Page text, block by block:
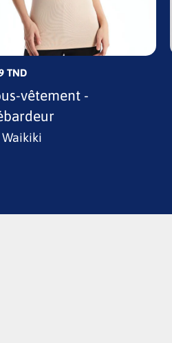
TND
vêtement -
Waikiki